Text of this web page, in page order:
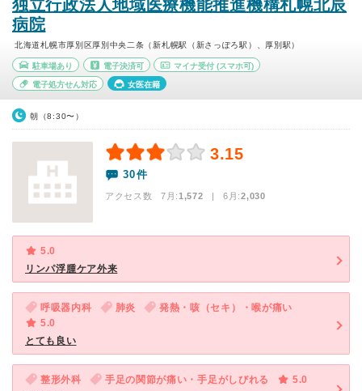
独立行政法人地域医療機能推進機構札幌北辰
病院
北海道札幌市厚別区厚別中央二条（新札幌駅（新さっぽろ駅）、厚別駅）
駐車場あり 電子決済可 マイナ受付 (スマホ可)
電子処方せん対応 女医在籍
朝（8:30〜）
3.15
30件
アクセス数 7月:1,572 | 6月:2,030
5.0
リンパ浮腫ケア外来
呼吸器内科 肺炎
発熱・咳（セキ）・喉が痛い
5.0
とても良い
整形外科 手足の関節が痛い・手足がしびれる
5.0